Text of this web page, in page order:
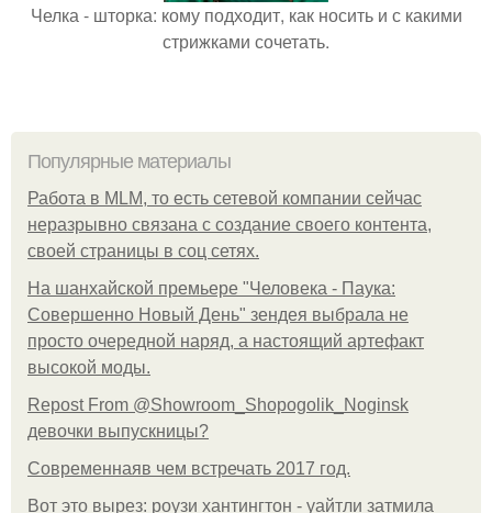
Челка - шторка: кому подходит, как носить и с какими
стрижками сочетать.
Популярные материалы
Работа в MLM, то есть сетевой компании сейчас
неразрывно связана с создание своего контента,
своей страницы в соц сетях.
На шанхайской премьере "Человека - Паука:
Совершенно Новый День" зендея выбрала не
просто очередной наряд, а настоящий артефакт
высокой моды.
Repost From @Showroom_Shopogolik_Noginsk
девочки выпускницы?
Современнаяв чем встречать 2017 год.
Вот это вырез: роузи хантингтон - уайтли затмила